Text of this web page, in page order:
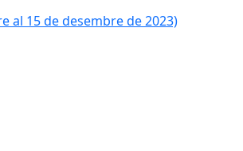
al 15 de desembre de 2023)